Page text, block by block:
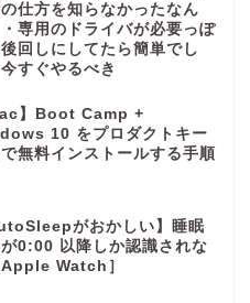
仕方を知らなかったなん
専用のドライバが必要っぽ
回しにしてたら簡単でし
すぐやるべき
】Boot Camp +
10 をプロダクトキー
無料インストールする手順
がおかしい】睡眠
0:00 以降しか認識されな
Watch］